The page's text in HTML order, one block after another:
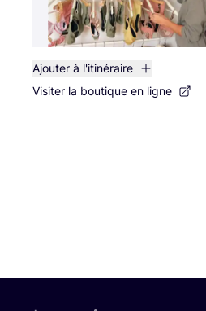
Ajouter à l'itinéraire
Visiter la boutique en ligne